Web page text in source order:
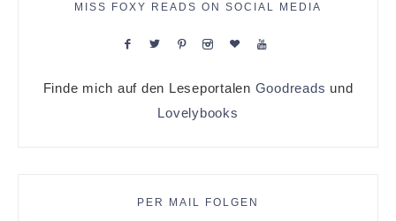
MISS FOXY READS ON SOCIAL MEDIA
Finde mich auf den Leseportalen Goodreads und
Lovelybooks
PER MAIL FOLGEN